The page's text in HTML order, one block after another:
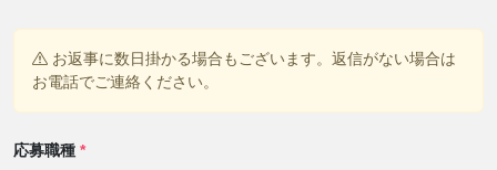
お返事に数日掛かる場合もございます。返信がない場合は
お電話でご連絡ください。
応募職種 *